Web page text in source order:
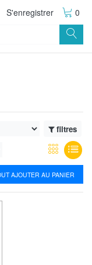
S'enregistrer 0
filtres
TOUT AJOUTER AU PANIER